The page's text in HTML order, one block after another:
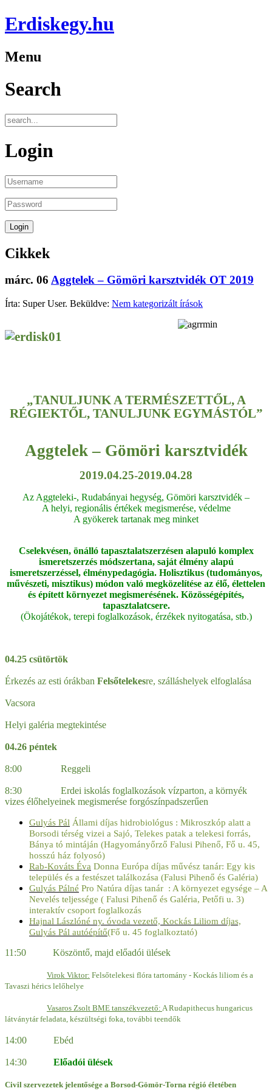
Erdiskegy.hu
Menu
Search
Login
Cikkek
márc. 06 Aggtelek – Gömöri karsztvidék OT 2019
Írta: Super User. Beküldve: Nem kategorizált írások
„TANULJUNK A TERMÉSZETTŐL, A
RÉGIEKTŐL, TANULJUNK EGYMÁSTÓL”
Aggtelek – Gömöri karsztvidék
2019.04.25-2019.04.28
Az Aggteleki-, Rudabányai hegység, Gömöri karsztvidék –
A helyi, regionális értékek megismerése, védelme
A gyökerek tartanak meg minket
Cselekvésen, önálló tapasztalatszerzésen alapuló komplex
ismeretszerzés módszertana, saját élmény alapú
ismeretszerzéssel, élménypedagógia. Holisztikus (tudományos,
művészeti, misztikus) módon való megközelítése az élő, élettelen
és épített környezet megismerésének. Közösségépítés,
tapasztalatcsere.
(Ökojátékok, terepi foglalkozások, érzékek nyitogatása, stb.)
04.25 csütörtök
Érkezés az esti órákban Felsőtelekesre, szálláshelyek elfoglalása
Vacsora
Helyi galéria megtekintése
04.26 péntek
8:00 Reggeli
8:30 Erdei iskolás foglalkozások vízparton, a környék
vizes élőhelyeinek megismerése forgószínpadszerűen
Gulyás Pál Állami díjas hidrobiológus : Mikroszkóp alatt a
Borsodi térség vizei a Sajó, Telekes patak a telekesi forrás,
Bánya tó mintáján (Hagyományőrző Falusi Pihenő, Fő u. 45,
hosszú ház folyosó)
Rab-Kováts Éva Donna Európa díjas művész tanár: Egy kis
település és a festészet találkozása (Falusi Pihenő és Galéria)
Gulyás Pálné Pro Natúra díjas tanár : A környezet egysége – A
Nevelés teljessége ( Falusi Pihenő és Galéria, Petőfi u. 3)
interaktív csoport foglalkozás
Hajnal Lászlóné ny. óvoda vezető, Kockás Liliom díjas,
Gulyás Pál autóépítő(Fő u. 45 foglalkoztató)
11:50 Köszöntő, majd előadói ülések
Virok Viktor: Felsőtelekesi flóra tartomány - Kockás liliom és a
Tavaszi hérics lelőhelye
Vasaros Zsolt BME tanszékvezető: A Rudapithecus hungaricus
látványtár feladata, készültségi foka, további teendők
14:00 Ebéd
14:30 Előadói ülések
Civil szervezetek jelentősége a Borsod-Gömör-Torna régió életében